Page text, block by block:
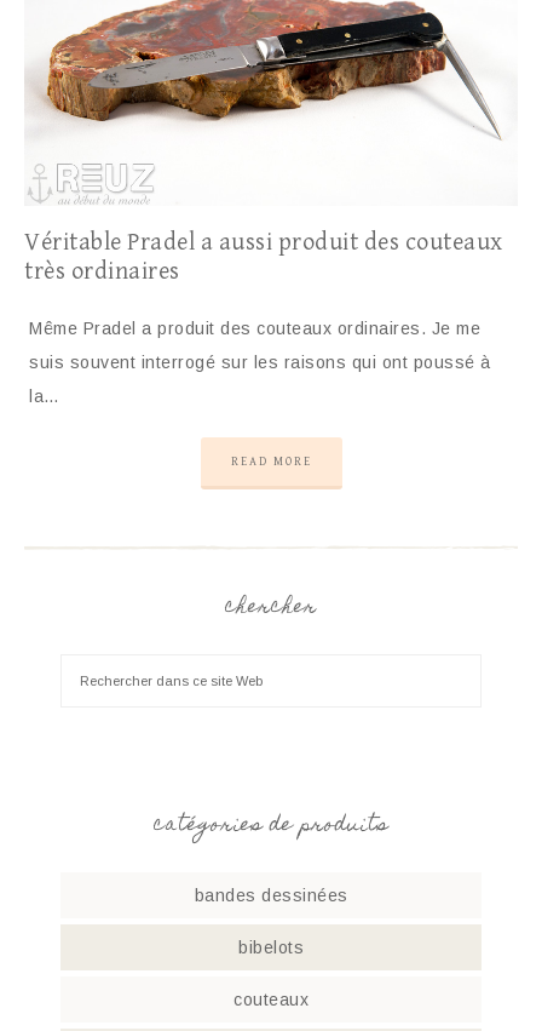
Véritable Pradel a aussi produit des couteaux
très ordinaires
Même Pradel a produit des couteaux ordinaires. Je me
suis souvent interrogé sur les raisons qui ont poussé à
la…
READ MORE
chercher
catégories de produits
bandes dessinées
bibelots
couteaux